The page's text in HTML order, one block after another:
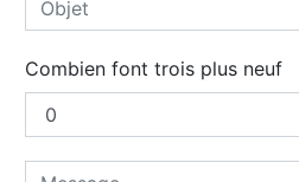
Combien font trois plus neuf